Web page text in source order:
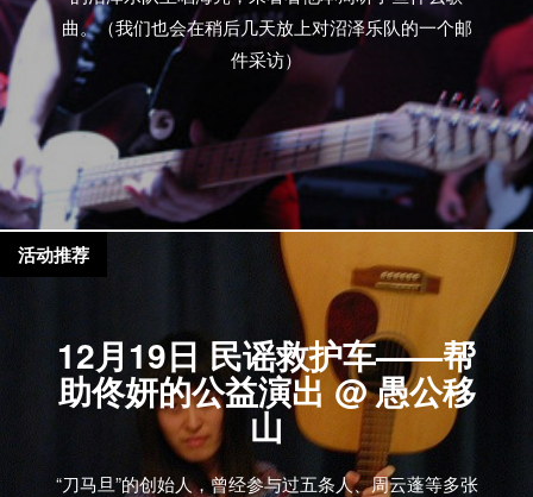
曲。（我们也会在稍后几天放上对沼泽乐队的一个邮
件采访）
12月19日 民谣救护车——帮
助佟妍的公益演出 @ 愚公移
山
“刀马旦”的创始人，曾经参与过五条人、周云蓬等多张
活动推荐